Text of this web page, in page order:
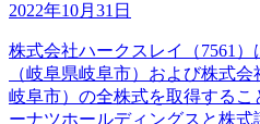
2022年10月31日
株式会社ハークスレイ（7561
（岐阜県岐阜市）および株式
岐阜市）の全株式を取得する
ーナツホールディングスと株式